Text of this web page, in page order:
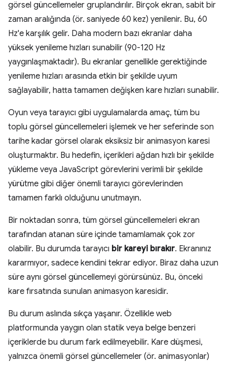
görsel güncellemeler gruplandırılır. Birçok ekran, sabit bir
zaman aralığında (ör. saniyede 60 kez) yenilenir. Bu, 60
Hz'e karşılık gelir. Daha modern bazı ekranlar daha
yüksek yenileme hızları sunabilir (90-120 Hz
yaygınlaşmaktadır). Bu ekranlar genellikle gerektiğinde
yenileme hızları arasında etkin bir şekilde uyum
sağlayabilir, hatta tamamen değişken kare hızları sunabilir.
Oyun veya tarayıcı gibi uygulamalarda amaç, tüm bu
toplu görsel güncellemeleri işlemek ve her seferinde son
tarihe kadar görsel olarak eksiksiz bir animasyon karesi
oluşturmaktır. Bu hedefin, içerikleri ağdan hızlı bir şekilde
yükleme veya JavaScript görevlerini verimli bir şekilde
yürütme gibi diğer önemli tarayıcı görevlerinden
tamamen farklı olduğunu unutmayın.
Bir noktadan sonra, tüm görsel güncellemeleri ekran
tarafından atanan süre içinde tamamlamak çok zor
olabilir. Bu durumda tarayıcı bir kareyi bırakır. Ekranınız
kararmıyor, sadece kendini tekrar ediyor. Biraz daha uzun
süre aynı görsel güncellemeyi görürsünüz. Bu, önceki
kare fırsatında sunulan animasyon karesidir.
Bu durum aslında sıkça yaşanır. Özellikle web
platformunda yaygın olan statik veya belge benzeri
içeriklerde bu durum fark edilmeyebilir. Kare düşmesi,
yalnızca önemli görsel güncellemeler (ör. animasyonlar)